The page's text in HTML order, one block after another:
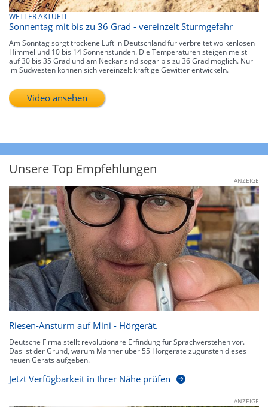
WETTER AKTUELL
Sonnentag mit bis zu 36 Grad - vereinzelt Sturmgefahr
Am Sonntag sorgt trockene Luft in Deutschland für verbreitet wolkenlosen
Himmel und 10 bis 14 Sonnenstunden. Die Temperaturen steigen meist
auf 30 bis 35 Grad und am Neckar sind sogar bis zu 36 Grad möglich. Nur
im Südwesten können sich vereinzelt kräftige Gewitter entwickeln.
Video ansehen
Unsere Top Empfehlungen
ANZEIGE
Riesen-Ansturm auf Mini - Hörgerät.
Deutsche Firma stellt revolutionäre Erfindung für Sprachverstehen vor.
Das ist der Grund, warum Männer über 55 Hörgeräte zugunsten dieses
neuen Geräts aufgeben.
Jetzt Verfügbarkeit in Ihrer Nähe prüfen
ANZEIGE